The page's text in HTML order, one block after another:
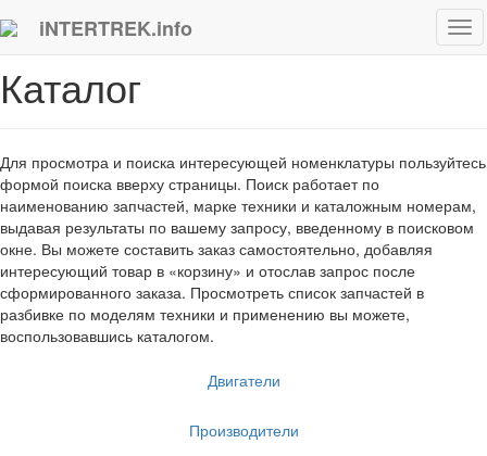
iNTERTREK.info
Каталог
Для просмотра и поиска интересующей номенклатуры пользуйтесь
формой поиска вверху страницы. Поиск работает по
наименованию запчастей, марке техники и каталожным номерам,
выдавая результаты по вашему запросу, введенному в поисковом
окне. Вы можете составить заказ самостоятельно, добавляя
интересующий товар в «корзину» и отослав запрос после
сформированного заказа. Просмотреть список запчастей в
разбивке по моделям техники и применению вы можете,
воспользовавшись каталогом.
Двигатели
Производители